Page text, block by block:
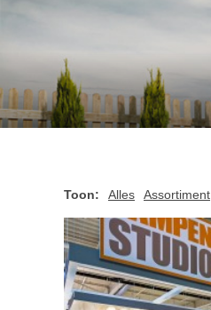
Toon: Alles Assortiment